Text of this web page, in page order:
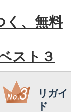
く、無料
スト３
リガイ
ド